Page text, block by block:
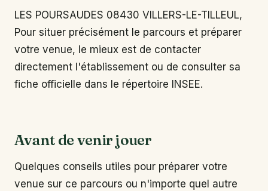
LES POURSAUDES 08430 VILLERS-LE-TILLEUL,
Pour situer précisément le parcours et préparer
votre venue, le mieux est de contacter
directement l'établissement ou de consulter sa
fiche officielle dans le répertoire INSEE.
Avant de venir jouer
Quelques conseils utiles pour préparer votre
venue sur ce parcours ou n'importe quel autre